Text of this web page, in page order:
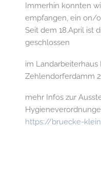
Immerhin konnten
empfangen, ein on/
Seit dem 18.April ist
geschlossen
im Landarbeiterhaus
Zehlendorferdamm
mehr Infos zur
https://bruecke-